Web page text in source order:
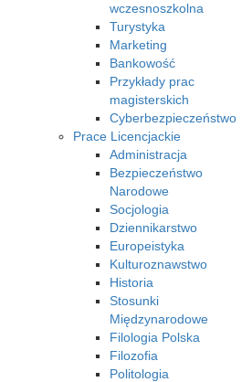
wczesnoszkolna
Turystyka
Marketing
Bankowość
Przykłady prac
magisterskich
Cyberbezpieczeństwo
Prace Licencjackie
Administracja
Bezpieczeństwo
Narodowe
Socjologia
Dziennikarstwo
Europeistyka
Kulturoznawstwo
Historia
Stosunki
Międzynarodowe
Filologia Polska
Filozofia
Politologia